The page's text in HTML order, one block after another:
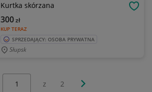
Kurtka skórzana
KUP TERAZ
300zł
SPRZEDAJĄCY: OSOBA PRYWATNA
Słupsk
z 2 Następna strona